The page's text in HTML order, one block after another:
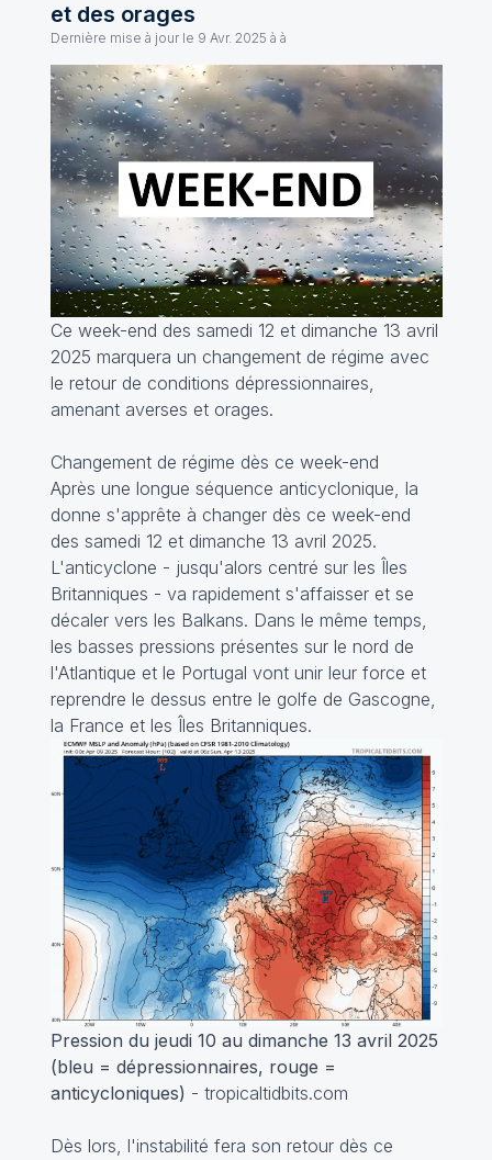
et des orages
Dernière mise à jour le 9 Avr. 2025 à à
Ce week-end des samedi 12 et dimanche 13 avril
2025 marquera un changement de régime avec
le retour de conditions dépressionnaires,
amenant averses et orages.
Changement de régime dès ce week-end
Après une longue séquence anticyclonique, la
donne s'apprête à changer dès ce week-end
des samedi 12 et dimanche 13 avril 2025.
L'anticyclone - jusqu'alors centré sur les Îles
Britanniques - va rapidement s'affaisser et se
décaler vers les Balkans. Dans le même temps,
les basses pressions présentes sur le nord de
l'Atlantique et le Portugal vont unir leur force et
reprendre le dessus entre le golfe de Gascogne,
la France et les Îles Britanniques.
Pression du jeudi 10 au dimanche 13 avril 2025
(bleu = dépressionnaires, rouge =
anticycloniques) - tropicaltidbits.com
Dès lors, l'instabilité fera son retour dès ce